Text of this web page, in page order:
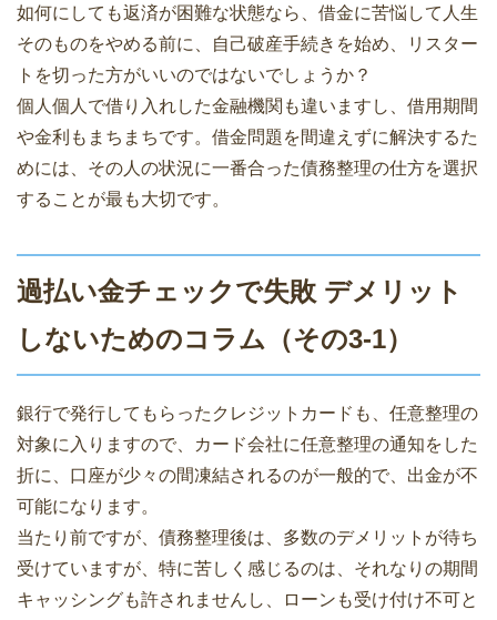
如何にしても返済が困難な状態なら、借金に苦悩して人生
そのものをやめる前に、自己破産手続きを始め、リスター
トを切った方がいいのではないでしょうか？
個人個人で借り入れした金融機関も違いますし、借用期間
や金利もまちまちです。借金問題を間違えずに解決するた
めには、その人の状況に一番合った債務整理の仕方を選択
することが最も大切です。
過払い金チェックで失敗 デメリット
しないためのコラム（その3-1）
銀行で発行してもらったクレジットカードも、任意整理の
対象に入りますので、カード会社に任意整理の通知をした
折に、口座が少々の間凍結されるのが一般的で、出金が不
可能になります。
当たり前ですが、債務整理後は、多数のデメリットが待ち
受けていますが、特に苦しく感じるのは、それなりの期間
キャッシングも許されませんし、ローンも受け付け不可と